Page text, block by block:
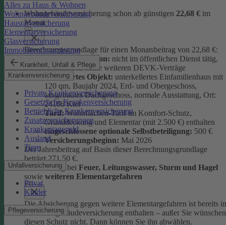
Alles zu Haus & Wohnen
Wohngebäudeversicherung
Hausratversicherung
Elementarversicherung
Glasversicherung
Immobilienfinanzierung
Krankheit, Unfall & Pflege
Krankenversicherung
Private Krankenversicherung
Gesetzliche Krankenversicherung
Betriebliche Krankenversicherung
Zusatzversicherungen
Krankentagegeld
Ausland
Tiere
Unfallversicherung
Privat
Kinder
Pflegeversicherung
Wohngebäudeversicherung schon ab günstigen 22,68 € im
Monat
Berechnungsgrundlage für einen Monatsbeitrag von 22,68 €:
versicherte Person: nicht im öffentlichen Dienst tätig,
schadenfrei, keine weiteren DEVK-Verträge
versichertes Objekt: unterkellertes Einfamilienhaus mit
120 qm, Baujahr 2024, Erd- und Obergeschoss,
ausgebautes Dachgeschoss, normale Ausstattung, Ort:
24106 Kiel
Tarif:Wohnflächen-Tarif im Komfort-Schutz,
Grunddeckung und Elementar (mit 2.500 €) enthalten
eingeschlossene optionale Selbstbeteiligung: 500 €
Versicherungsbeginn: Mai 2026
Der Jahresbeitrag auf Basis dieser Berechnungsgrundlage
beträgt 271,50 €.
Absicherung bei Feuer, Leitungswasser, Sturm und Hagel
sowie weiteren Elementargefahren
Die Absicherung gegen weitere Elementargefahren ist bereits in
der Wohngebäudeversicherung enthalten – außer Sie wünschen
diesen Schutz nicht. Dann können Sie ihn abwählen.